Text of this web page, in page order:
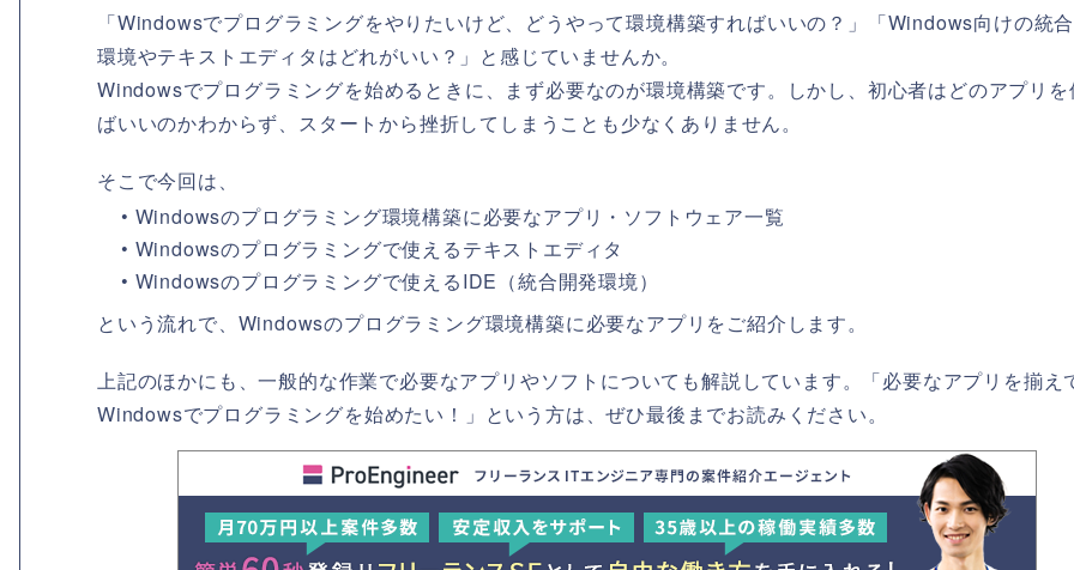
「Windowsでプログラミングをやりたいけど、どうやって環境構築すればいいの？」「Windows向けの統
環境やテキストエディタはどれがいい？」と感じていませんか。
Windowsでプログラミングを始めるときに、まず必要なのが環境構築です。しかし、初心者はどのアプリ
ばいいのかわからず、スタートから挫折してしまうことも少なくありません。
そこで今回は、
• Windowsのプログラミング環境構築に必要なアプリ・ソフトウェア一覧
• Windowsのプログラミングで使えるテキストエディタ
• Windowsのプログラミングで使えるIDE（統合開発環境）
という流れで、Windowsのプログラミング環境構築に必要なアプリをご紹介します。
上記のほかにも、一般的な作業で必要なアプリやソフトについても解説しています。「必要なアプリを揃え
Windowsでプログラミングを始めたい！」という方は、ぜひ最後までお読みください。